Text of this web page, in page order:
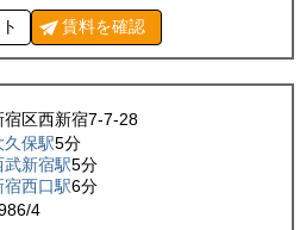
賃料を確認
宿区西新宿7-7-28
久保駅5分
武新宿駅5分
宿西口駅6分
4